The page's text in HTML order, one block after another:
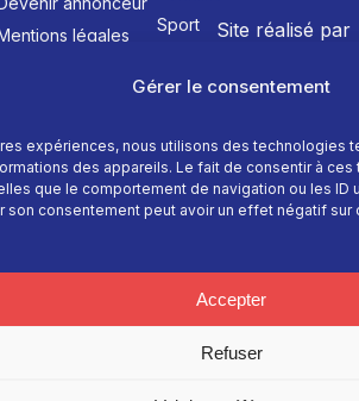
Gérer le consentement
expériences, nous utilisons des technologies
des appareils. Le fait de consentir à
que le comportement de navigation ou les ID
son consentement peut avoir un effet négatif
Accepter
Refuser
Site réalisé par
légales
Sport
Recettes
divers
Événements
Économie
Culture